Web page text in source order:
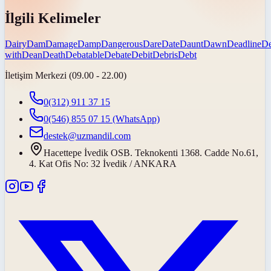
İlgili Kelimeler
DairyDamDamageDampDangerousDareDateDauntDawnDeadline
withDeanDeathDebatableDebateDebitDebrisDebt
İletişim Merkezi (09.00 - 22.00)
0(312) 911 37 15
0(546) 855 07 15 (WhatsApp)
destek@uzmandil.com
Hacettepe İvedik OSB. Teknokenti 1368. Cadde No.61,
4. Kat Ofis No: 32 İvedik / ANKARA